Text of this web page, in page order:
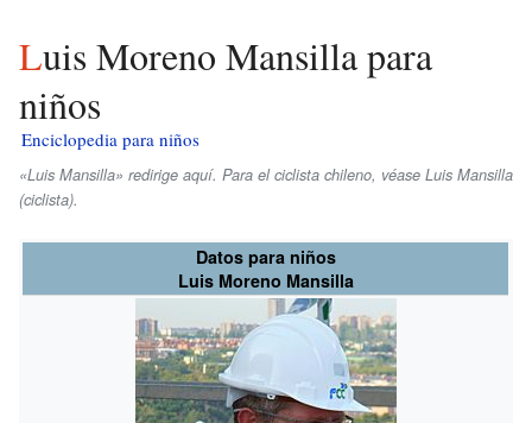
Luis Moreno Mansilla para
niños
Enciclopedia para niños
«Luis Mansilla» redirige aquí. Para el ciclista chileno, véase Luis Mansilla
(ciclista).
Datos para niños
Luis Moreno Mansilla